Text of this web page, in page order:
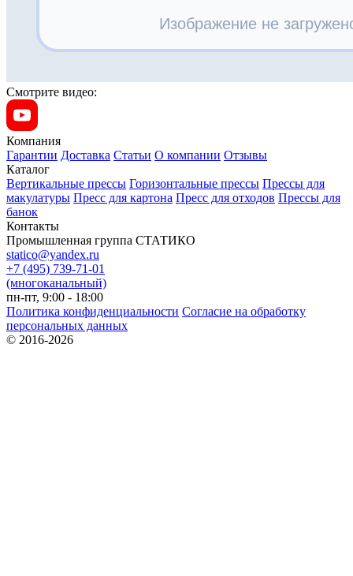
Смотрите видео:
Компания
Гарантии Доставка Статьи О компании Отзывы
Каталог
Вертикальные прессы Горизонтальные прессы Прессы для
макулатуры Пресс для картона Пресс для отходов Прессы для
банок
Контакты
Промышленная группа СТАТИКО
statico@yandex.ru
+7 (495) 739-71-01
(многоканальный)
пн-пт, 9:00 - 18:00
Политика конфиденциальности Согласие на обработку
персональных данных
© 2016-2026